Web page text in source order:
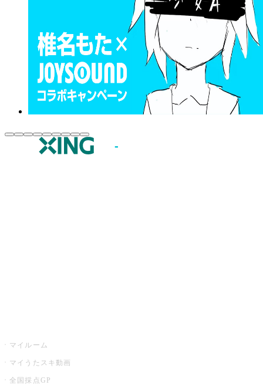
マイルーム
マイうたスキ動画
全国採点GP